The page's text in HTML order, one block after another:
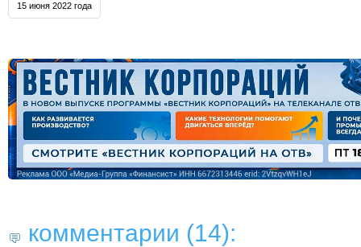
15 июня 2022 года
комментарии (14):